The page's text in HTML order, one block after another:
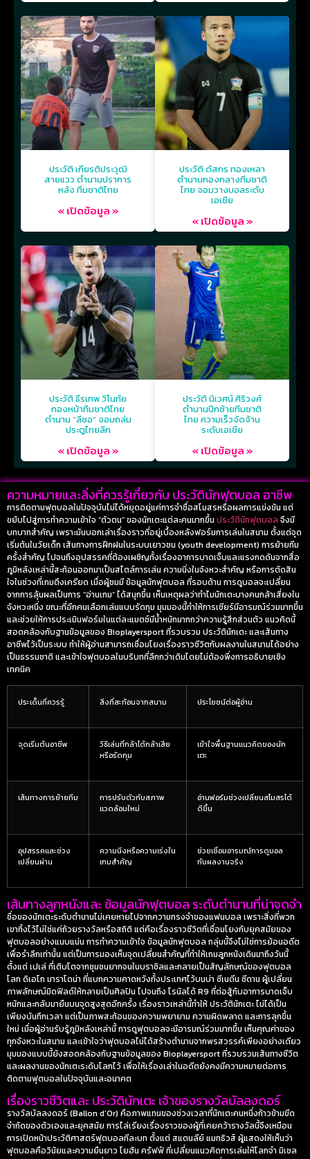
ประวัติ เกียรติประวุฒิ
สายแวว ตำนานปราการ
หลัง ทีมชาติไทย
« เปิดข้อมูล »
ประวัติ ดัสกร ทองเหลา
ตำนานกองกลางทีมชาติ
ไทย จอมวางบอลระดับ
เอเชีย
« เปิดข้อมูล »
ประวัติ ธีรเทพ วิโนทัย
กองหน้าทีมชาติไทย
ตำนาน “ลีซอ” จอมถล่ม
ประตูไทยลีก
« เปิดข้อมูล »
ประวัติ นิเวศน์ ศิริวงศ์
ตำนานปีกซ้ายทีมชาติ
ไทย ความเร็วจัดจ้าน
ระดับเอเชีย
« เปิดข้อมูล »
ความหมายและสิ่งที่ควรรู้เกี่ยวกับ ประวัตินักฟุตบอล อาชีพ
การติดตามฟุตบอลในปัจจุบันไม่ได้หยุดอยู่แค่การจำชื่อสโมสรหรือผลการแข่งขัน แต่
ขยับไปสู่การทำความเข้าใจ “ตัวตน” ของนักเตะแต่ละคนมากขึ้น ประวัตินักฟุตบอล จึงมี
บทบาทสำคัญ เพราะมันบอกเล่าเรื่องราวที่อยู่เบื้องหลังฟอร์มการเล่นในสนาม ตั้งแต่จุด
เริ่มต้นในวัยเด็ก เส้นทางการฝึกฝนในระบบเยาวชน (youth development) การย้ายทีม
ครั้งสำคัญ ไปจนถึงอุปสรรคที่ต้องเผชิญทั้งเรื่องอาการบาดเจ็บและแรงกดดันจากสื่อ
ภูมิหลังเหล่านี้สะท้อนออกมาเป็นสไตล์การเล่น ความนิ่งในจังหวะสำคัญ หรือการตัดสิน
ใจในช่วงที่เกมตึงเครียด เมื่อผู้ชมมีข้อมูลนักฟุตบอล ที่รอบด้าน การดูบอลจะเปลี่ยน
จากการลุ้นผลเป็นการ “อ่านเกม” ได้สนุกขึ้น เห็นเหตุผลว่าทำไมนักเตะบางคนกล้าเสี่ยงใน
จังหวะหนึ่ง ขณะที่อีกคนเลือกเล่นแบบรัดกุม มุมมองนี้ทำให้การเชียร์มีอารมณ์ร่วมมากขึ้น
และช่วยให้การประเมินฟอร์มในแต่ละแมตช์มีน้ำหนักมากกว่าความรู้สึกส่วนตัว แนวคิดนี้
สอดคล้องกับฐานข้อมูลของ Bioplayersport ที่รวบรวม ประวัตินักเตะและเส้นทาง
อาชีพไว้เป็นระบบ ทำให้ผู้อ่านสามารถเชื่อมโยงเรื่องราวชีวิตกับผลงานในสนามได้อย่าง
เป็นธรรมชาติ และเข้าใจฟุตบอลในบริบทที่ลึกกว่าเดิมโดยไม่ต้องพึ่งการอธิบายเชิง
เทคนิค
ประเด็นที่ควรรู้ สิ่งที่สะท้อนจากสนาม ประโยชน์ต่อผู้อ่าน
จุดเริ่มต้นอาชีพ
วิธีเล่นที่กล้าได้กล้าเสีย
หรือรัดกุม
เข้าใจพื้นฐานแนวคิดของนัก
เตะ
เส้นทางการย้ายทีม
การปรับตัวกับสภาพ
แวดล้อมใหม่
อ่านฟอร์มช่วงเปลี่ยนสโมสรได้
ดีขึ้น
อุปสรรคและช่วง
เปลี่ยนผ่าน
ความนิ่งหรือความเร่งใน
เกมสำคัญ
ช่วยเชื่อมอารมณ์การดูบอล
กับผลงานจริง
เส้นทางลูกหนังและ ข้อมูลนักฟุตบอล ระดับตำนานที่น่าจดจำ
ชื่อของนักเตะระดับตำนานไม่เคยหายไปจากความทรงจำของแฟนบอล เพราะสิ่งที่พวก
เขาทิ้งไว้ไม่ใช่แค่ถ้วยรางวัลหรือสถิติ แต่คือเรื่องราวชีวิตที่เชื่อมโยงกับยุคสมัยของ
ฟุตบอลอย่างแนบแน่น การทำความเข้าใจ ข้อมูลนักฟุตบอล กลุ่มนี้จึงไม่ใช่การย้อนอดีต
เพื่อรำลึกเท่านั้น แต่เป็นการมองเห็นจุดเปลี่ยนสำคัญที่ทำให้เกมลูกหนังเดินมาถึงวันนี้
ตั้งแต่ เปเล่ ที่เติบโตจากชุมชนยากจนในบราซิลและกลายเป็นสัญลักษณ์ของฟุตบอล
โลก ดิเอโก มาราโดน่า ที่แบกความคาดหวังทั้งประเทศไว้บนบ่า ซีเนดีน ซีดาน ผู้เปลี่ยน
ภาพลักษณ์มิดฟิลด์ให้กลายเป็นศิลปิน ไปจนถึง โรนัลโด้ R9 ที่ต่อสู้กับอาการบาดเจ็บ
หนักและกลับมายืนบนจุดสูงสุดอีกครั้ง เรื่องราวเหล่านี้ทำให้ประวัตินักเตะไม่ได้เป็น
เพียงบันทึกเวลา แต่เป็นภาพสะท้อนของความพยายาม ความผิดพลาด และการลุกขึ้น
ใหม่ เมื่อผู้อ่านรับรู้ภูมิหลังเหล่านี้ การดูฟุตบอลจะมีอารมณ์ร่วมมากขึ้น เห็นคุณค่าของ
ทุกจังหวะในสนาม และเข้าใจว่าฟุตบอลไม่ได้สร้างตำนานจากพรสวรรค์เพียงอย่างเดียว
มุมมองแบบนี้ยังสอดคล้องกับฐานข้อมูลของ Bioplayersport ที่รวบรวมเส้นทางชีวิต
และผลงานของนักเตะระดับโลกไว้ เพื่อให้เรื่องเล่าในอดีตยังคงมีความหมายต่อการ
ติดตามฟุตบอลในปัจจุบันและอนาคต
เรื่องราวชีวิตและ ประวัตินักเตะ เจ้าของรางวัลบัลลงดอร์
รางวัลบัลลงดอร์ (Ballon d’Or) คือภาพแทนของช่วงเวลาที่นักเตะคนหนึ่งก้าวข้ามขีด
จำกัดของตัวเองและยุคสมัย การไล่เรียงเรื่องราวของผู้ที่เคยคว้ารางวัลนี้จึงเหมือน
การเปิดหน้าประวัติศาสตร์ฟุตบอลทีละบท ตั้งแต่ สแตนลีย์ แมทธิวส์ ผู้แสดงให้เห็นว่า
ฟุตบอลคือวินัยและความยืนยาว โยฮัน ครัฟฟ์ ที่เปลี่ยนแนวคิดการเล่นให้โลกจำ มิเชล